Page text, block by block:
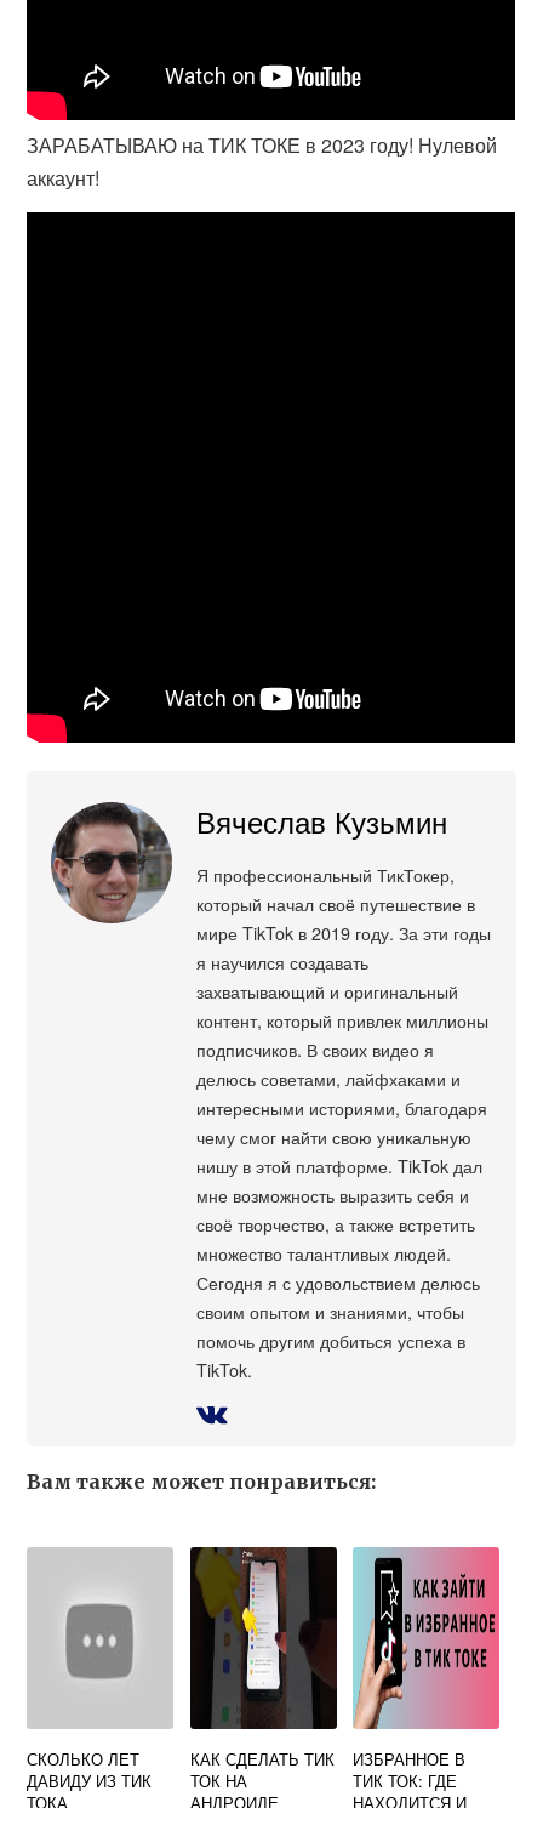
ЗАРАБАТЫВАЮ на ТИК ТОКЕ в 2023 году! Нулевой
аккаунт!
Вячеслав Кузьмин
Я профессиональный ТикТокер,
который начал своё путешествие в
мире TikTok в 2019 году. За эти годы
я научился создавать
захватывающий и оригинальный
контент, который привлек миллионы
подписчиков. В своих видео я
делюсь советами, лайфхаками и
интересными историями, благодаря
чему смог найти свою уникальную
нишу в этой платформе. TikTok дал
мне возможность выразить себя и
своё творчество, а также встретить
множество талантливых людей.
Сегодня я с удовольствием делюсь
своим опытом и знаниями, чтобы
помочь другим добиться успеха в
TikTok.
Вам также может понравиться:
СКОЛЬКО ЛЕТ
ДАВИДУ ИЗ ТИК
ТОКА
КАК СДЕЛАТЬ ТИК
ТОК НА
АНДРОИДЕ
ИЗБРАННОЕ В
ТИК ТОК: ГДЕ
НАХОДИТСЯ И